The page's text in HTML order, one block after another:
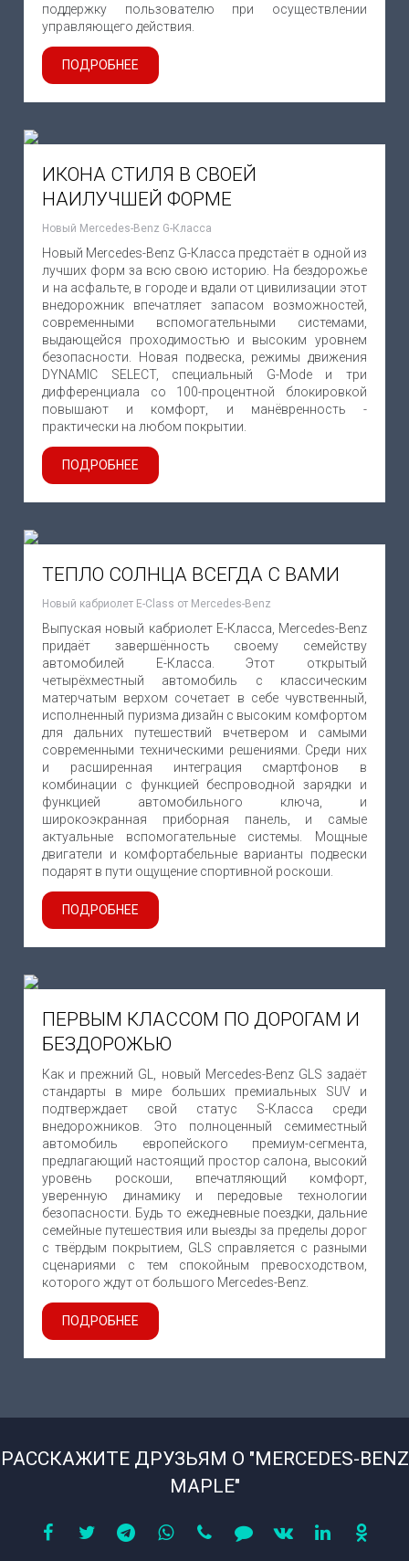
поддержку пользователю при осуществлении
управляющего действия.
ПОДРОБНЕЕ
ИКОНА СТИЛЯ В СВОЕЙ
НАИЛУЧШЕЙ ФОРМЕ
Новый Mercedes-Benz G-Класса
Новый Mercedes-Benz G-Класса предстаёт в одной из
лучших форм за всю свою историю. На бездорожье
и на асфальте, в городе и вдали от цивилизации этот
внедорожник впечатляет запасом возможностей,
современными вспомогательными системами,
выдающейся проходимостью и высоким уровнем
безопасности. Новая подвеска, режимы движения
DYNAMIC SELECT, специальный G-Mode и три
дифференциала со 100-процентной блокировкой
повышают и комфорт, и манёвренность -
практически на любом покрытии.
ПОДРОБНЕЕ
ТЕПЛО СОЛНЦА ВСЕГДА С ВАМИ
Новый кабриолет E-Class от Mercedes-Benz
Выпуская новый кабриолет Е-Класса, Mercedes-Benz
придаёт завершённость своему семейству
автомобилей Е-Класса. Этот открытый
четырёхместный автомобиль с классическим
матерчатым верхом сочетает в себе чувственный,
исполненный пуризма дизайн с высоким комфортом
для дальних путешествий вчетвером и самыми
современными техническими решениями. Среди них
и расширенная интеграция смартфонов в
комбинации с функцией беспроводной зарядки и
функцией автомобильного ключа, и
широкоэкранная приборная панель, и самые
актуальные вспомогательные системы. Мощные
двигатели и комфортабельные варианты подвески
подарят в пути ощущение спортивной роскоши.
ПОДРОБНЕЕ
ПЕРВЫМ КЛАССОМ ПО ДОРОГАМ И
БЕЗДОРОЖЬЮ
Как и прежний GL, новый Mercedes-Benz GLS задаёт
стандарты в мире больших премиальных SUV и
подтверждает свой статус S-Класса среди
внедорожников. Это полноценный семиместный
автомобиль европейского премиум-сегмента,
предлагающий настоящий простор салона, высокий
уровень роскоши, впечатляющий комфорт,
уверенную динамику и передовые технологии
безопасности. Будь то ежедневные поездки, дальние
семейные путешествия или выезды за пределы дорог
с твёрдым покрытием, GLS справляется с разными
сценариями с тем спокойным превосходством,
которого ждут от большого Mercedes-Benz.
ПОДРОБНЕЕ
РАССКАЖИТЕ ДРУЗЬЯМ О "MERCEDES-BENZ
MAPLE"